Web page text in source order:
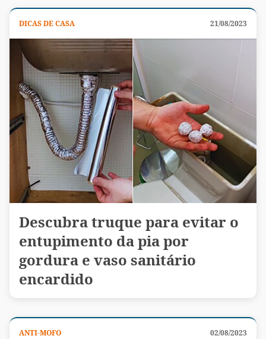
DICAS DE CASA 21/08/2023
Descubra truque para evitar o
entupimento da pia por
gordura e vaso sanitário
encardido
ANTI-MOFO 02/08/2023